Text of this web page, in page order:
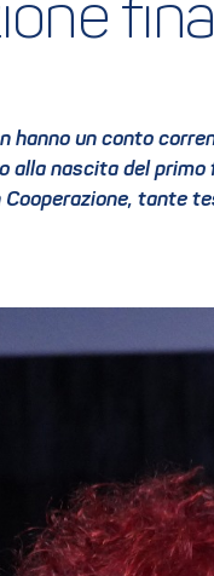
hanno un conto
alla nascita del
Cooperazione, tante